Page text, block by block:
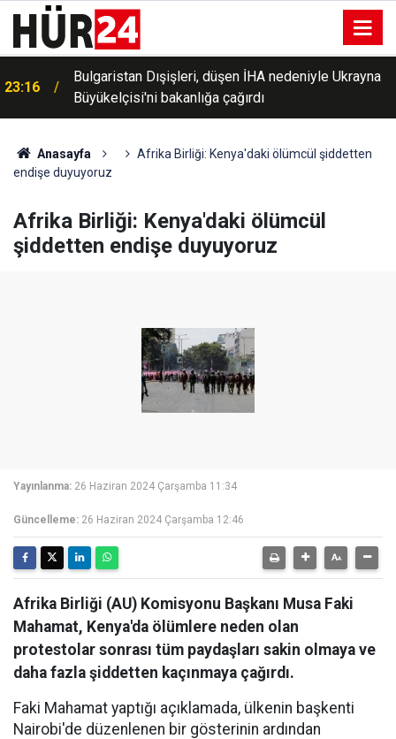
23:16
Bulgaristan Dışişleri, düşen İHA nedeniyle Ukrayna
Büyükelçisi'ni bakanlığa çağırdı
Anasayfa
Afrika Birliği: Kenya'daki ölümcül şiddetten
endişe duyuyoruz
Afrika Birliği: Kenya'daki ölümcül
şiddetten endişe duyuyoruz
Yayınlanma: 26 Haziran 2024 Çarşamba 11:34
Güncelleme: 26 Haziran 2024 Çarşamba 12:46
Afrika Birliği (AU) Komisyonu Başkanı Musa Faki
Mahamat, Kenya'da ölümlere neden olan
protestolar sonrası tüm paydaşları sakin olmaya ve
daha fazla şiddetten kaçınmaya çağırdı.
Faki Mahamat yaptığı açıklamada, ülkenin başkenti
Nairobi'de düzenlenen bir gösterinin ardından